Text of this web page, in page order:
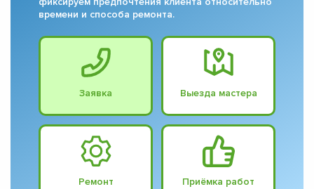
времени и способа ремонта.
Заявка Выезда мастера
Ремонт Приёмка работ